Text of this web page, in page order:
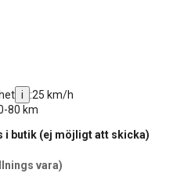
i :25 km/h
80 km
i butik (ej möjligt att skicka)
vara)